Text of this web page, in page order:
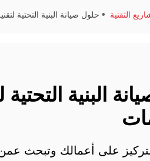
التقنية حلول صيانة البنية التحتية
البنية التحتية
على أعمالك وتبحث